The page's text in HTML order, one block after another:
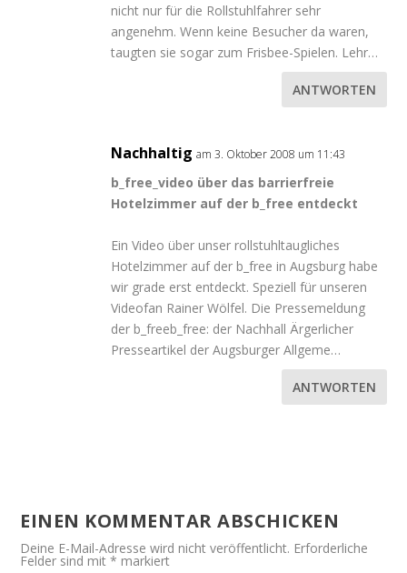
nicht nur für die Rollstuhlfahrer sehr
angenehm. Wenn keine Besucher da waren,
taugten sie sogar zum Frisbee-Spielen. Lehr…
ANTWORTEN
Nachhaltig am 3. Oktober 2008 um 11:43
b_free_video über das barrierfreie
Hotelzimmer auf der b_free entdeckt
Ein Video über unser rollstuhltaugliches
Hotelzimmer auf der b_free in Augsburg habe
wir grade erst entdeckt. Speziell für unseren
Videofan Rainer Wölfel. Die Pressemeldung
der b_freeb_free: der Nachhall Ärgerlicher
Presseartikel der Augsburger Allgeme…
ANTWORTEN
EINEN KOMMENTAR ABSCHICKEN
Deine E-Mail-Adresse wird nicht veröffentlicht. Erforderliche
Felder sind mit* markiert